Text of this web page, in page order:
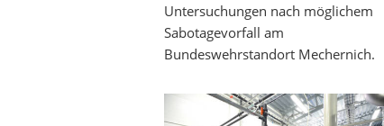
Untersuchungen nach möglichem
Sabotagevorfall am
Bundeswehrstandort Mechernich.